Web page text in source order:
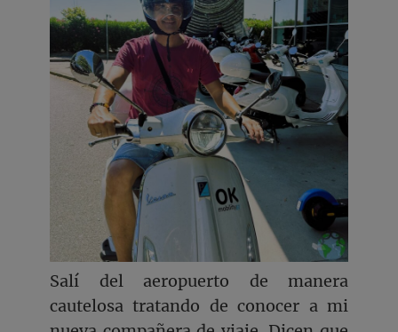
Salí del aeropuerto de manera
cautelosa tratando de conocer a mi